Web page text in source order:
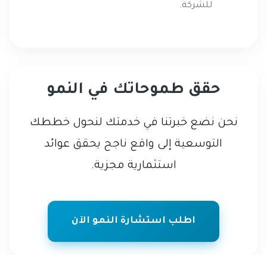
للشركة.
حقق طموحاتك في النمو
نحن نضع خبرتنا في خدمتك لنحول خططك
التوسعية إلى واقع ناجح يحقق عوائد
استثمارية مجزية.
اطلب استشارة النمو الآن